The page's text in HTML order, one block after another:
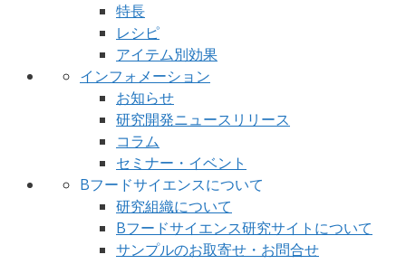
特長
レシピ
アイテム別効果
インフォメーション
お知らせ
研究開発ニュースリリース
コラム
セミナー・イベント
Bフードサイエンスについて
研究組織について
Bフードサイエンス研究サイトについて
サンプルのお取寄せ・お問合せ